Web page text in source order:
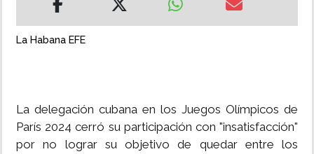
INSÓLITAS
La Habana EFE
La delegación cubana en los Juegos Olímpicos de
París 2024 cerró su participación con "insatisfacción"
por no lograr su objetivo de quedar entre los